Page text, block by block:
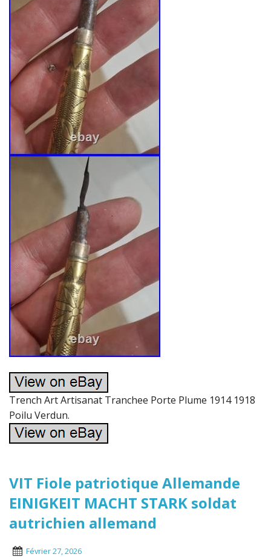
Trench Art Artisanat Tranchee Porte Plume 1914 1918
Poilu Verdun.
VIT Fiole patriotique Allemande
EINIGKEIT MACHT STARK soldat
autrichien allemand
Février 27, 2026